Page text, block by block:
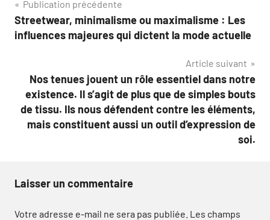
Navigation
de
Publication précédente
Streetwear, minimalisme ou maximalisme : Les
influences majeures qui dictent la mode actuelle
Article suivant
Nos tenues jouent un rôle essentiel dans notre
existence. Il s’agit de plus que de simples bouts
de tissu. Ils nous défendent contre les éléments,
mais constituent aussi un outil d’expression de
soi.
Laisser un commentaire
Votre adresse e-mail ne sera pas publiée. Les champs